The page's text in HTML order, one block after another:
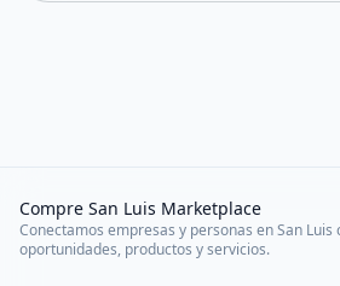
Compre San Luis Marketplace
Conectamos empresas y personas en San Luis
oportunidades, productos y servicios.